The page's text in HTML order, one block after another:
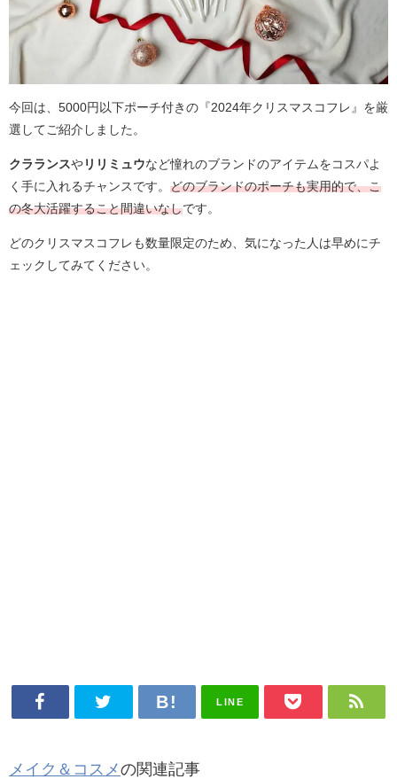
今回は、5000円以下ポーチ付きの『2024年クリスマスコフレ』を厳
選してご紹介しました。
クラランスや リリミュウなど憧れのブランドのアイテムをコスパよ
く手に入れるチャンスです。 どのブランドのポーチも実用的で、こ
の冬大活躍すること間違いなしです。
どのクリスマスコフレも数量限定のため、気になった人は早めにチ
ェックしてみてください。
LINE
メイク＆コスメの関連記事